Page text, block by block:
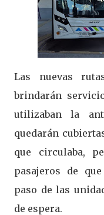
Las nuevas
brindarán
utilizaban la
quedarán
que circulaba,
pasajeros de
paso de las
de espera.